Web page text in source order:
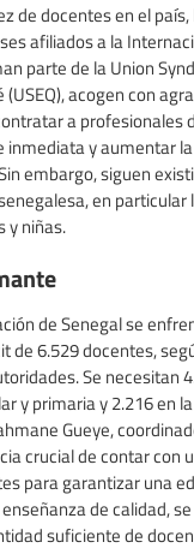
de docentes en el
afiliados a la
parte de la Union
acogen con
a profesionales
y aumentar
embargo, siguen
en particular
y niñas.
de Senegal se
de 6.529 docentes,
Se necesitan
y primaria y 2.216 en
Gueye,
crucial de contar con
para garantizar una
de calidad,
suficiente de